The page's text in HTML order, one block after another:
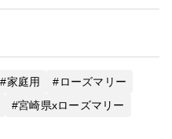
家庭用
ローズマリー
宮崎県xローズマリー